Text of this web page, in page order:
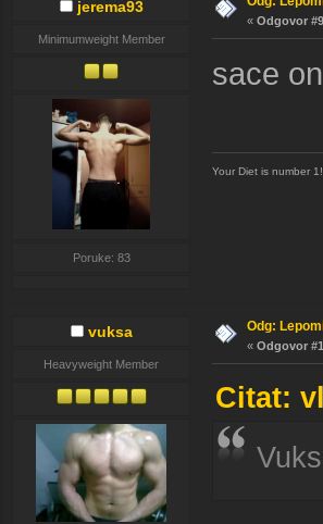
jerema93
Minimumweight Member
Poruke: 83
« Odgovor
sace
Your Diet is number
vuksa
Heavyweight Member
Odg:
« Odgovor
Citat: